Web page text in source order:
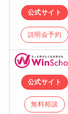
公式サイト
説明会予約
公式サイト
無料相談